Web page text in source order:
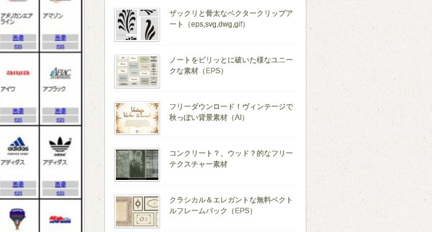
ザックリと骨太なベクタークリップア
ート（eps,svg,dwg,gif）
ノートをビリッとに破いた様なユニー
クな素材（EPS）
フリーダウンロード！ヴィンテージで
秋っぽい背景素材（AI）
コンクリート？、ウッド？的なフリー
テクスチャー素材
クラシカル＆エレガントな無料ベクト
ルフレームパック（EPS）